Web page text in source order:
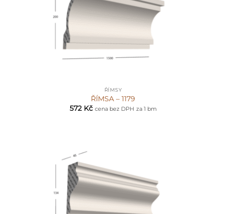
ŘÍMSY
ŘÍMSA – 1179
572 Kč cena bez DPH za 1 bm